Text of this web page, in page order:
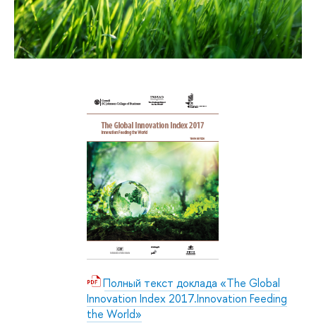
Полный текст доклада «The Global
Innovation Index 2017.Innovation Feeding
the World»